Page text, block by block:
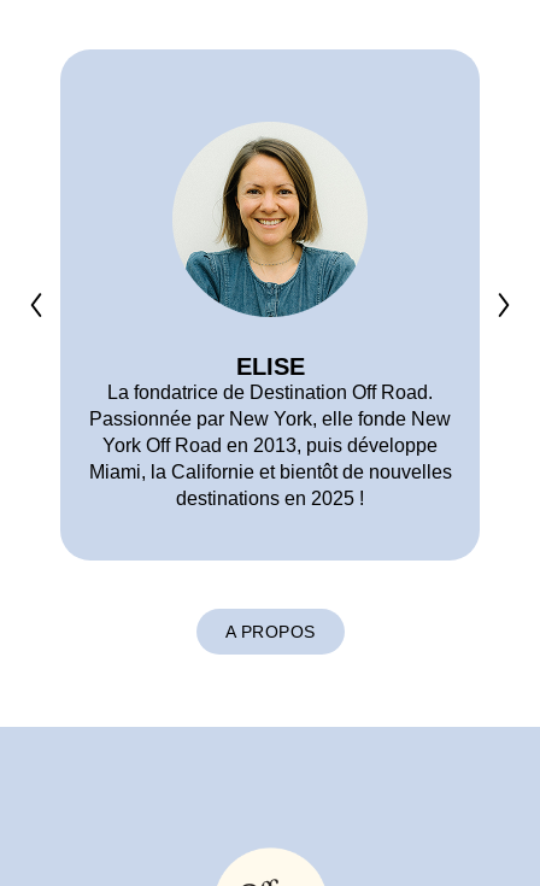
ELISE
La fondatrice de Destination Off Road.
Passionnée par New York, elle fonde New
York Off Road en 2013, puis développe
Miami, la Californie et bientôt de nouvelles
destinations en 2025 !
A PROPOS